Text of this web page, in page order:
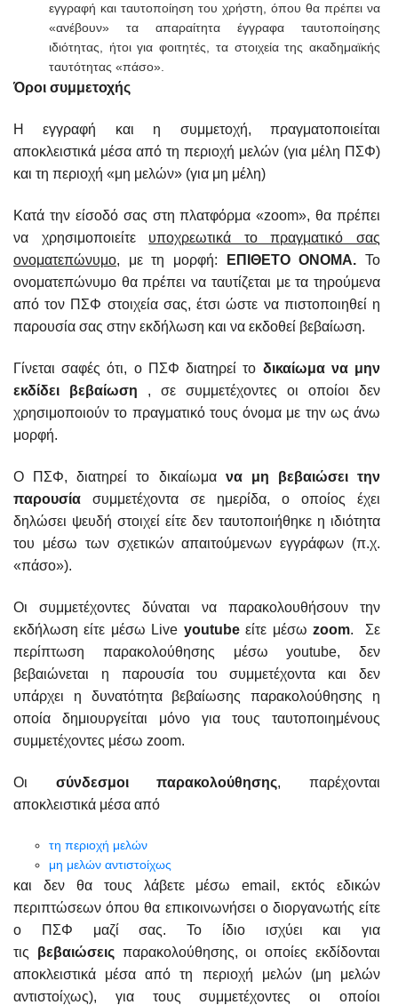
εγγραφή και ταυτοποίηση του χρήστη, όπου θα πρέπει να
«ανέβουν» τα απαραίτητα έγγραφα ταυτοποίησης
ιδιότητας, ήτοι για φοιτητές, τα στοιχεία της ακαδημαϊκής
ταυτότητας «πάσο».
Όροι συμμετοχής
Η εγγραφή και η συμμετοχή, πραγματοποιείται
αποκλειστικά μέσα από τη περιοχή μελών (για μέλη ΠΣΦ)
και τη περιοχή «μη μελών» (για μη μέλη)
Κατά την είσοδό σας στη πλατφόρμα «zoom», θα πρέπει
να χρησιμοποιείτε υποχρεωτικά το πραγματικό σας
ονοματεπώνυμο, με τη μορφή: ΕΠΙΘΕΤΟ ΟΝΟΜΑ. Το
ονοματεπώνυμο θα πρέπει να ταυτίζεται με τα τηρούμενα
από τον ΠΣΦ στοιχεία σας, έτσι ώστε να πιστοποιηθεί η
παρουσία σας στην εκδήλωση και να εκδοθεί βεβαίωση.
Γίνεται σαφές ότι, ο ΠΣΦ διατηρεί το δικαίωμα να μην
εκδίδει βεβαίωση , σε συμμετέχοντες οι οποίοι δεν
χρησιμοποιούν το πραγματικό τους όνομα με την ως άνω
μορφή.
Ο ΠΣΦ, διατηρεί το δικαίωμα να μη βεβαιώσει την
παρουσία συμμετέχοντα σε ημερίδα, ο οποίος έχει
δηλώσει ψευδή στοιχεί είτε δεν ταυτοποιήθηκε η ιδιότητα
του μέσω των σχετικών απαιτούμενων εγγράφων (π.χ.
«πάσο»).
Οι συμμετέχοντες δύναται να παρακολουθήσουν την
εκδήλωση είτε μέσω Live youtubeείτε μέσωzoom. Σε
περίπτωση παρακολούθησης μέσω youtube, δεν
βεβαιώνεται η παρουσία του συμμετέχοντα και δεν
υπάρχει η δυνατότητα βεβαίωσης παρακολούθησης η
οποία δημιουργείται μόνο για τους ταυτοποιημένους
συμμετέχοντες μέσω zoom.
Οι σύνδεσμοι παρακολούθησης, παρέχονται
αποκλειστικά μέσα από
τη περιοχή μελών
μη μελών αντιστοίχως
και δεν θα τους λάβετε μέσω email, εκτός εδικών
περιπτώσεων όπου θα επικοινωνήσει ο διοργανωτής είτε
ο ΠΣΦ μαζί σας. Το ίδιο ισχύει και για
τις βεβαιώσειςπαρακολούθησης, οι οποίες εκδίδονται
αποκλειστικά μέσα από τη περιοχή μελών (μη μελών
αντιστοίχως), για τους συμμετέχοντες οι οποίοι